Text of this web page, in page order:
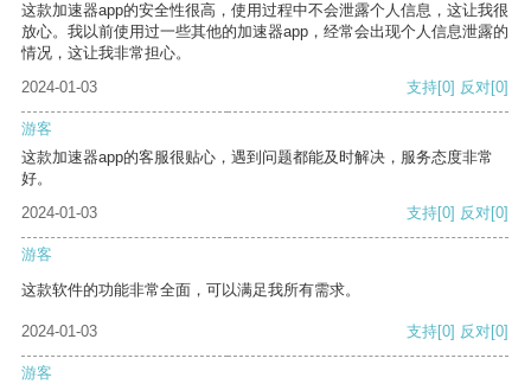
这款加速器app的安全性很高，使用过程中不会泄露个人信息，这让我很
放心。我以前使用过一些其他的加速器app，经常会出现个人信息泄露的
情况，这让我非常担心。
2024-01-03
支持[0] 反对[0]
游客
这款加速器app的客服很贴心，遇到问题都能及时解决，服务态度非常
好。
2024-01-03
支持[0] 反对[0]
游客
这款软件的功能非常全面，可以满足我所有需求。
2024-01-03 支持[0] 反对[0]
游客